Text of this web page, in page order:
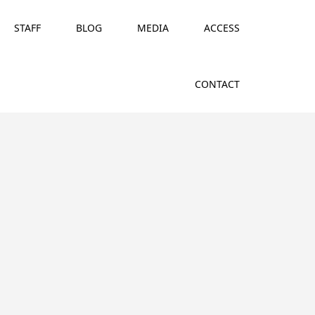
STAFF BLOG MEDIA ACCESS
CONTACT